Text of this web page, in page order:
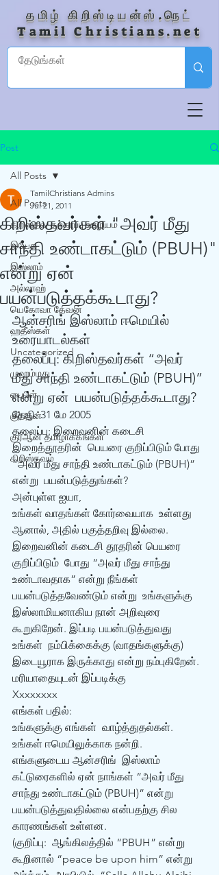
தமிழ் கிறிஸ்டியன்ஸ்.நெட்
Tamil Christians.net
Post
All Posts
கிறிஸ்தவ தற்காப்பு ஊழியம்
இயேசு
இஸ்லாம்
அல்லாஹ்
யெகோவா தேவன்
ஹதீஸ்கள்
Uncategorized
முஹம்மது
பைபிள்
குர்‍ஆன்
குர்‍ஆன் தமிழாக்கங்கள்
கிறிஸ்தவம்
All Posts
கிறிஸ்தவர்கள் "அவர் மீது
சாந்தி உண்டாகட்டும் (PBUH)"
என்று ஏன்
பயன்படுத்தக்கூடாது?
TamilChristians Admins
Jul 21, 2011
ஆன்சரிங் இஸ்லாம் ஈமெயில்
உரையாடல்கள்
தலைப்பு: கிறிஸ்தவர்கள் “அவர்
மீது சாந்தி உண்டாகட்டும் (PBUH)”
என்று ஏன்  பயன்படுத்தக்கூடாது?
தேதி: 31 மே 2005
தலைப்பு: இறைவனின் கடைசி
இறைத்தூதரின்  பெயரை குறிப்பிடும் போது
“அவர் மீது சாந்தி உண்டாகட்டும் (PBUH)”
என்று  பயன்படுத்துங்கள்?
அன்புள்ள ஐயா,
உங்கள் வாதங்கள் கோர்வையாக  உள்ளது
ஆனால், அதில் பகுத்தறிவு இல்லை.
இறைவனின் கடைசி தூதரின் பெயரை
குறிப்பிடும்  போது “அவர் மீது சாந்து
உண்டாவதாக” என்று நீங்கள்
பயன்படுத்தவேண்டும் என்று  உங்களுக்கு
இஸ்லாமியனாகிய நான் அறிவுரை
கூறுகிறேன். இப்படி பயன்படுத்துவது
உங்கள்  நம்பிக்கைக்கு (வாதங்களுக்கு)
இடையூராக இருக்காது என்று நம்புகிறேன்.
மரியாதையுடன் இப்படிக்கு
Xxxxxxxx
எங்கள் பதில்:
உங்களுக்கு எங்கள்  வாழ்த்துதல்கள்.
உங்கள் ஈமெயிலுக்காக நன்றி.
எங்களுடைய ஆன்சரிங்  இஸ்லாம்
கட்டுரைகளில் ஏன் நாங்கள் “அவர் மீது
சாந்து உண்டாகட்டும் (PBUH)” என்று
பயன்படுத்துவதில்லை என்பதற்கு சில
காரணங்கள் உள்ளன.
(குறிப்பு:  ஆங்கிலத்தில் “PBUH” என்று
கூறினால் “peace be upon him” என்று